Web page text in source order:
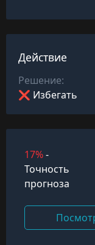
Действие
Решение:
❌ Избегать
17%-
Точность
прогноза